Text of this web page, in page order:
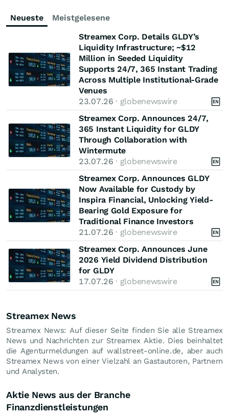
Neueste
Meistgelesene
Streamex Corp. Details GLDY’s
Liquidity Infrastructure; ~$12
Million in Seeded Liquidity
Supports 24/7, 365 Instant Trading
Across Multiple Institutional-Grade
Venues
23.07.26 · globenewswire
Streamex Corp. Announces 24/7,
365 Instant Liquidity for GLDY
Through Collaboration with
Wintermute
23.07.26 · globenewswire
Streamex Corp. Announces GLDY
Now Available for Custody by
Inspira Financial, Unlocking Yield-
Bearing Gold Exposure for
Traditional Finance Investors
21.07.26 · globenewswire
Streamex Corp. Announces June
2026 Yield Dividend Distribution
for GLDY
17.07.26 · globenewswire
Streamex News
Streamex News: Auf dieser Seite finden Sie alle Streamex
News und Nachrichten zur Streamex Aktie. Dies beinhaltet
die Agenturmeldungen auf wallstreet-online.de, aber auch
Streamex News von einer Vielzahl an Gastautoren, Partnern
und Analysten.
Aktie News aus der Branche
Finanzdienstleistungen